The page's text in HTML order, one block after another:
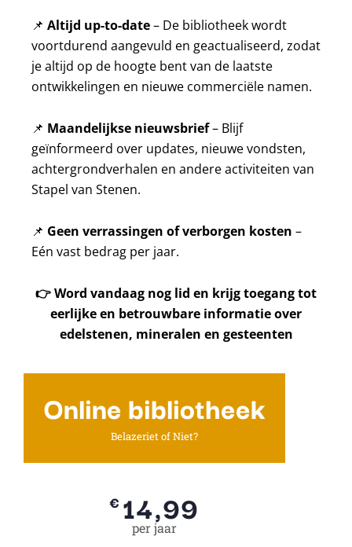
📌 Altijd up-to-date– De bibliotheek wordt
voortdurend aangevuld en geactualiseerd, zodat
je altijd op de hoogte bent van de laatste
ontwikkelingen en nieuwe commerciële namen.
📌 Maandelijkse nieuwsbrief– Blijf
geïnformeerd over updates, nieuwe vondsten,
achtergrondverhalen en andere activiteiten van
Stapel van Stenen.
📌 Geen verrassingen of verborgen kosten –
Eén vast bedrag per jaar.
👉Word vandaag nog lid en krijg toegang tot
eerlijke en betrouwbare informatie over
edelstenen, mineralen en gesteenten
Online bibliotheek
Belazeriet of Niet?
€ 14,99
per jaar